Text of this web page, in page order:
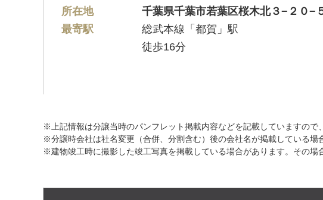
所在地
千葉県千葉市若葉区桜木北３−２０−
最寄駅
総武本線「都賀」駅
徒歩16分
※上記情報は分譲当時のパンフレット掲載内容などを記載していますので
※分譲時会社は社名変更（合併、分割含む）後の会社名が掲載している場
※建物竣工時に撮影した竣工写真を掲載している場合があります。その場